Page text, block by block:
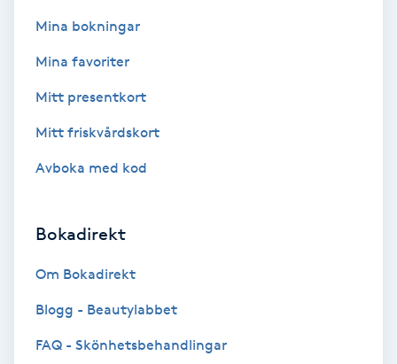
Faceliftmassage
Fet hårbotten
Fettreducering
Fotmassage
Mina bokningar
Mina favoriter
Mitt presentkort
Mitt friskvårdskort
Avboka med kod
Bokadirekt
Om Bokadirekt
Blogg - Beautylabbet
FAQ - Skönhetsbehandlingar